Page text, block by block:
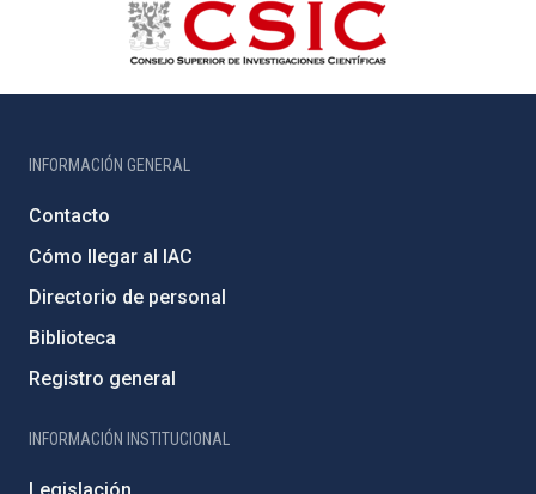
INFORMACIÓN GENERAL
Contacto
Cómo llegar al IAC
Directorio de personal
Biblioteca
Registro general
INFORMACIÓN INSTITUCIONAL